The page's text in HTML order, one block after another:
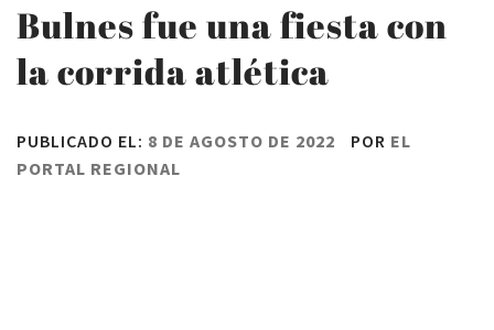
Bulnes fue una fiesta con
la corrida atlética
PUBLICADO EL: 8 DE AGOSTO DE 2022 POR EL
PORTAL REGIONAL